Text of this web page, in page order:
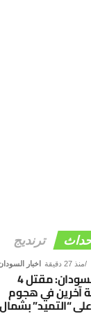
ترنديج
اخبار منذ 27 دقيقة
شبكة أطباء السودان: مقتل 4
آخرين في هجوم
“التميد” بشمال